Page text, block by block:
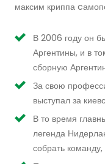
максим криппа
В 2006 году он
Аргентины, и в
сборную
За свою
выступал за
В то время
легенда
собрать